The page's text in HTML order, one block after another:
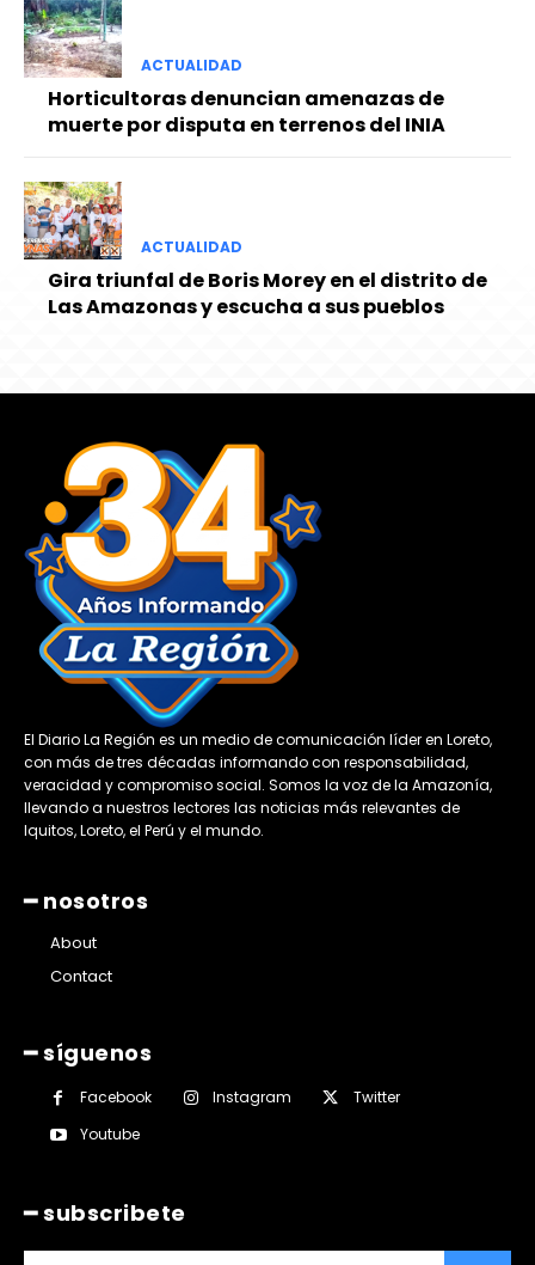
ACTUALIDAD
Horticultoras denuncian amenazas de
muerte por disputa en terrenos del INIA
ACTUALIDAD
Gira triunfal de Boris Morey en el distrito de
Las Amazonas y escucha a sus pueblos
El Diario La Región es un medio de comunicación líder en Loreto,
con más de tres décadas informando con responsabilidad,
veracidad y compromiso social. Somos la voz de la Amazonía,
llevando a nuestros lectores las noticias más relevantes de
Iquitos, Loreto, el Perú y el mundo.
━ nosotros
About
Contact
━ síguenos
Facebook Instagram
Twitter
Youtube
━ subscribete